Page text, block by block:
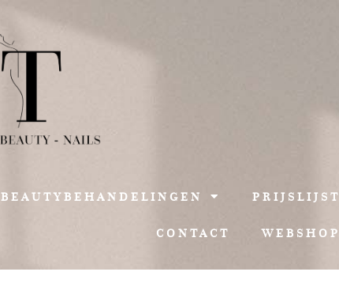
BEAUTYBEHANDELINGEN PRIJSLIJST
CONTACT WEBSHOP